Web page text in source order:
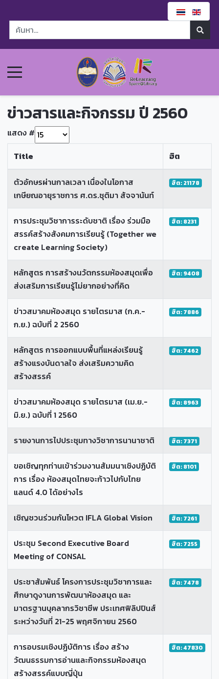
ข่าวสารและกิจกรรม ปี 2560
แสดง #
Title
ฮิต
ตัวอักษรผ่านกาลเวลา เนื่องในโอกาส
เกษียณอายุราชการ ศ.ดร.ชุติมา สัจจานันท์
ฮิต: 21178
การประชุมวิชาการระดับชาติ เรื่อง ร่วมมือ
สรรค์สร้างสังคมการเรียนรู้ (Together we
create Learning Society)
ฮิต: 8231
หลักสูตร การสร้างนวัตกรรมห้องสมุดเพื่อ
ส่งเสริมการเรียนรู้ไม่ยากอย่างที่คิด
ฮิต: 9408
ข่าวสมาคมห้องสมุด รายไตรมาส (ก.ค.-
ก.ย.) ฉบับที่ 2 2560
ฮิต: 7886
หลักสูตร การออกแบบพื้นที่แหล่งเรียนรู้
สร้างแรงบันดาลใจ ส่งเสริมความคิด
สร้างสรรค์
ฮิต: 7462
ข่าวสมาคมห้องสมุด รายไตรมาส (เม.ย.-
มิ.ย.) ฉบับที่ 1 2560
ฮิต: 8963
รายงานการไปประชุมทางวิชาการนานาชาติ ฮิต: 7371
ขอเชิญทุกท่านเข้าร่วมงานสัมมนาเชิงปฏิบัติ
การ เรื่อง ห้องสมุดไทยจะก้าวไปกับไทย
แลนด์ 4.0 ได้อย่างไร
ฮิต: 8101
เชิญชวนร่วมกันโหวต IFLA Global Vision ฮิต: 7261
ประชุม Second Executive Board
Meeting of CONSAL
ฮิต: 7255
ประชาสัมพันธ์ โครงการประชุมวิชาการและ
ศึกษาดูงานการพัฒนาห้องสมุด และ
มาตรฐานบุคลากรวิชาชีพ ประเทศฟิลิปปินส์
ระหว่างวันที่ 21-25 พฤศจิกายน 2560
ฮิต: 7478
การอบรมเชิงปฏิบัติการ เรื่อง สร้าง
วัฒนธรรมการอ่านและกิจกรรมห้องสมุด
สร้างสรรค์แบบญี่ปุ่น
ฮิต: 47830